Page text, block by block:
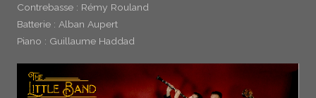
Contrebasse : Rémy Rouland
Batterie : Alban Aupert
Piano : Guillaume Haddad